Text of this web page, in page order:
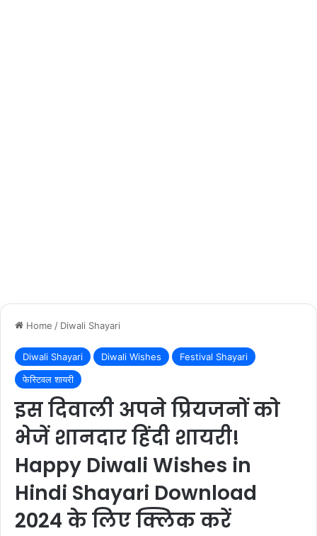
Home / Diwali Shayari
Diwali Shayari Diwali Wishes
Festival Shayari
फेस्टिवल शायरी
इस दिवाली अपने प्रियजनों को
भेजें शानदार हिंदी शायरी!
Happy Diwali Wishes in
Hindi Shayari Download
2024 के लिए क्लिक करें